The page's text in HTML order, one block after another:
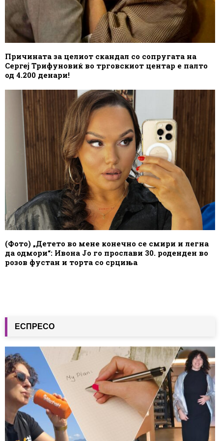
Причината за целиот скандал со сопругата на
Сергеј Трифуновиќ во трговскиот центар е палто
од 4.200 денари!
(Фото) „Детето во мене конечно се смири и легна
да одмори“: Ивона Јо го прослави 30. роденден во
розов фустан и торта со срциња
ЕСПРЕСО